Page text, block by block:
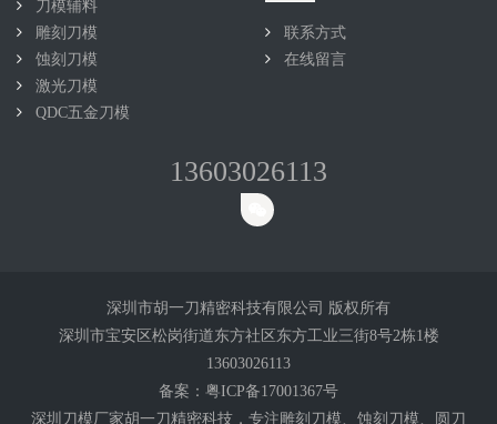
刀模辅料
雕刻刀模
蚀刻刀模
激光刀模
QDC五金刀模
联系方式
在线留言
13603026113
深圳市胡一刀精密科技有限公司 版权所有
深圳市宝安区松岗街道东方社区东方工业三街8号2栋1楼
13603026113
备案： 粤ICP备17001367号
深圳刀模厂家胡一刀精密科技，专注雕刻 刀模 、蚀刻刀模、圆刀